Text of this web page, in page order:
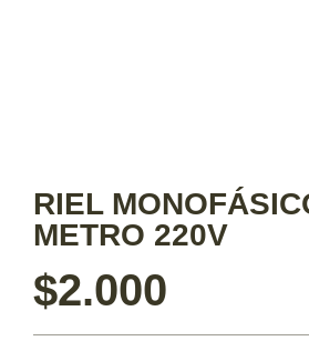
RIEL
METRO 220V
$2.000